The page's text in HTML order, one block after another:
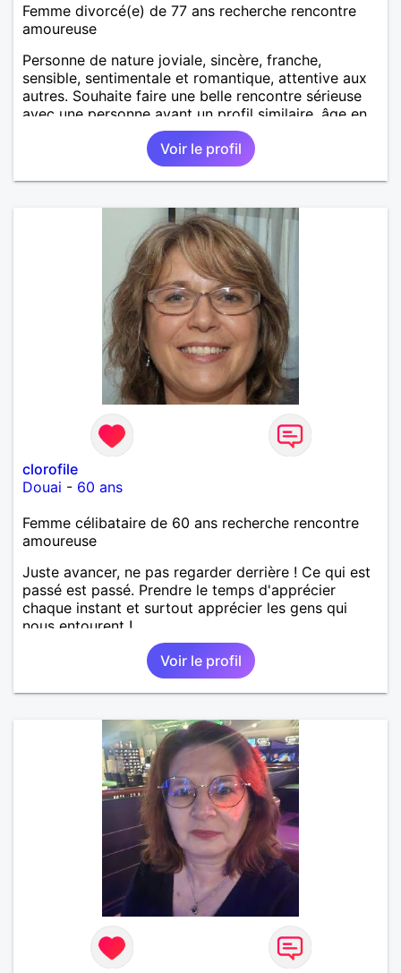
Femme divorcé(e) de 77 ans recherche rencontre
amoureuse
Personne de nature joviale, sincère, franche,
sensible, sentimentale et romantique, attentive aux
autres. Souhaite faire une belle rencontre sérieuse
avec une personne ayant un profil similaire, âge en
rapport et proche si possible Je déteste le
mensonge et l hypocrisie ainsi que les conflits. J
aime les balades, les villages aux vieilles pierres,
restaurants, musique, mer, montagne, cuisiner et
humour et le dialogue qui est la base d une bonne
Voir le profil
clorofile
Douai - 60 ans
Femme célibataire de 60 ans recherche rencontre
amoureuse
Juste avancer, ne pas regarder derrière ! Ce qui est
passé est passé. Prendre le temps d'apprécier
chaque instant et surtout apprécier les gens qui
nous entourent !
Voir le profil